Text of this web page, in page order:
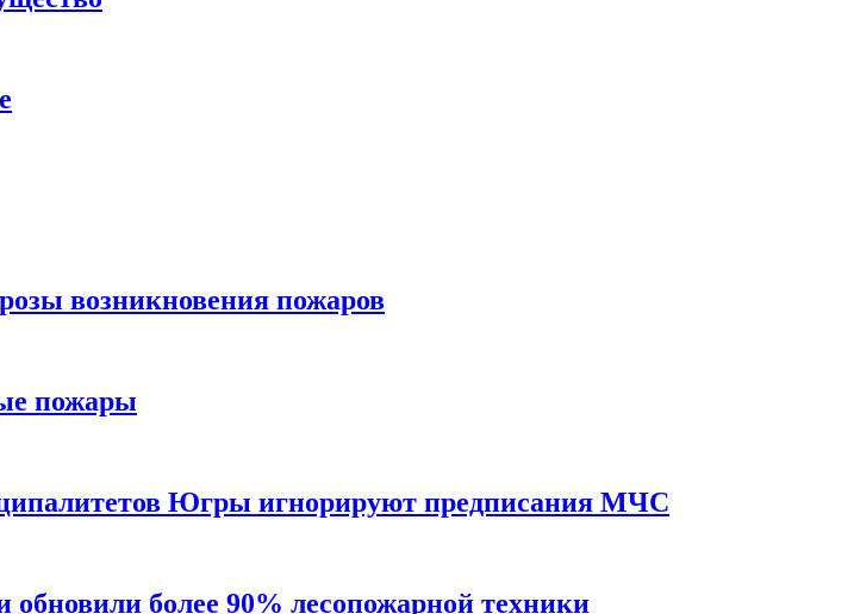
возникновения пожаров
пожары
Югры игнорируют предписания МЧС
более 90% лесопожарной техники